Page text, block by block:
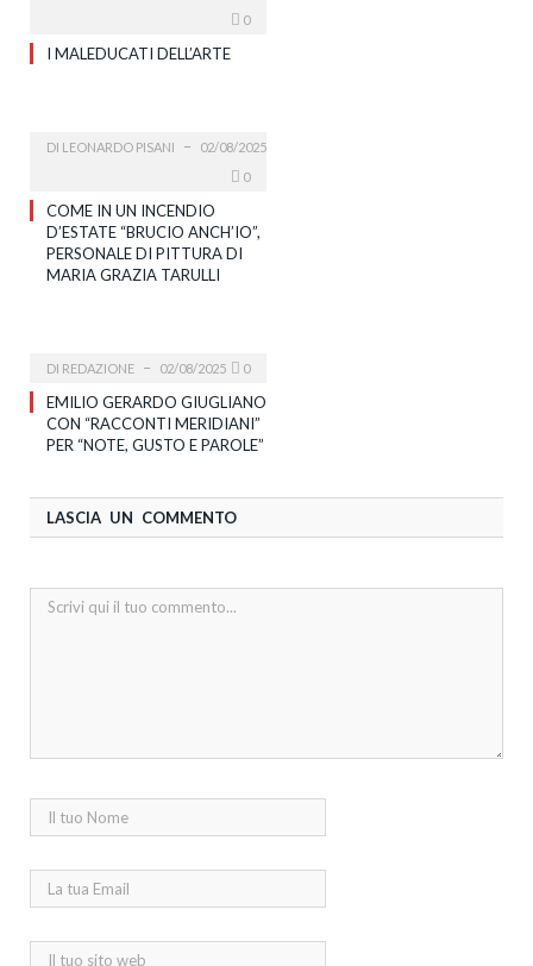
0
I MALEDUCATI DELL’ARTE
DI LEONARDO PISANI
02/08/2025
0
COME IN UN INCENDIO
D’ESTATE “BRUCIO ANCH’IO”,
PERSONALE DI PITTURA DI
MARIA GRAZIA TARULLI
DI REDAZIONE 02/08/2025 0
EMILIO GERARDO GIUGLIANO
CON “RACCONTI MERIDIANI”
PER “NOTE, GUSTO E PAROLE”
LASCIA UN COMMENTO